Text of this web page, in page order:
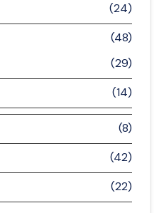
(24)
(48)
(29)
(14)
(8)
(42)
(22)